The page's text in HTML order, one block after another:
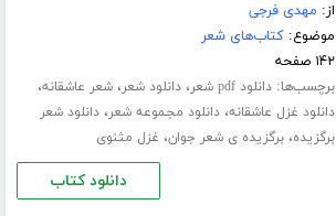
از: مهدی فرجی
موضوع:کتاب‌های شعر
۱۴۲ صفحه
برچسب‌ها:دانلود pdf شعر ،دانلود شعر،شعر عاشقانه،
دانلود غزل عاشقانه،دانلود مجموعه شعر،دانلود شعر
برگزیده،برگزیده ی شعر جوان، غزل مثنوی
دانلود کتاب